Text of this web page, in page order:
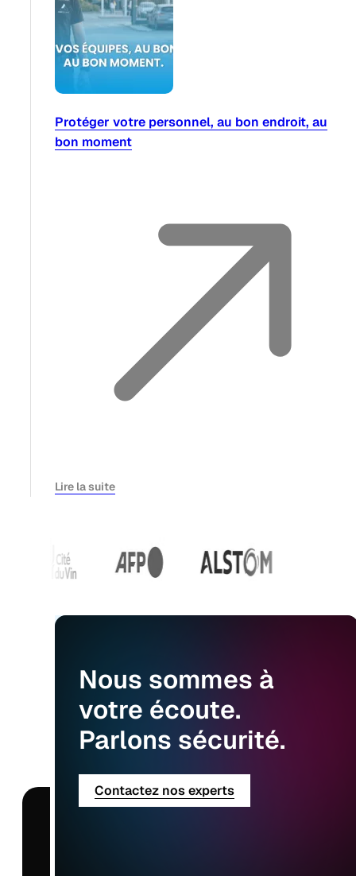
Protéger votre personnel, au bon endroit, au
bon moment
Lire la suite
Nous sommes à
votre écoute.
Parlons sécurité.
Contactez nos experts